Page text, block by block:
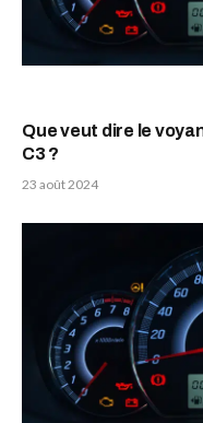
Que veut dire le
C3 ?
23 août 2024